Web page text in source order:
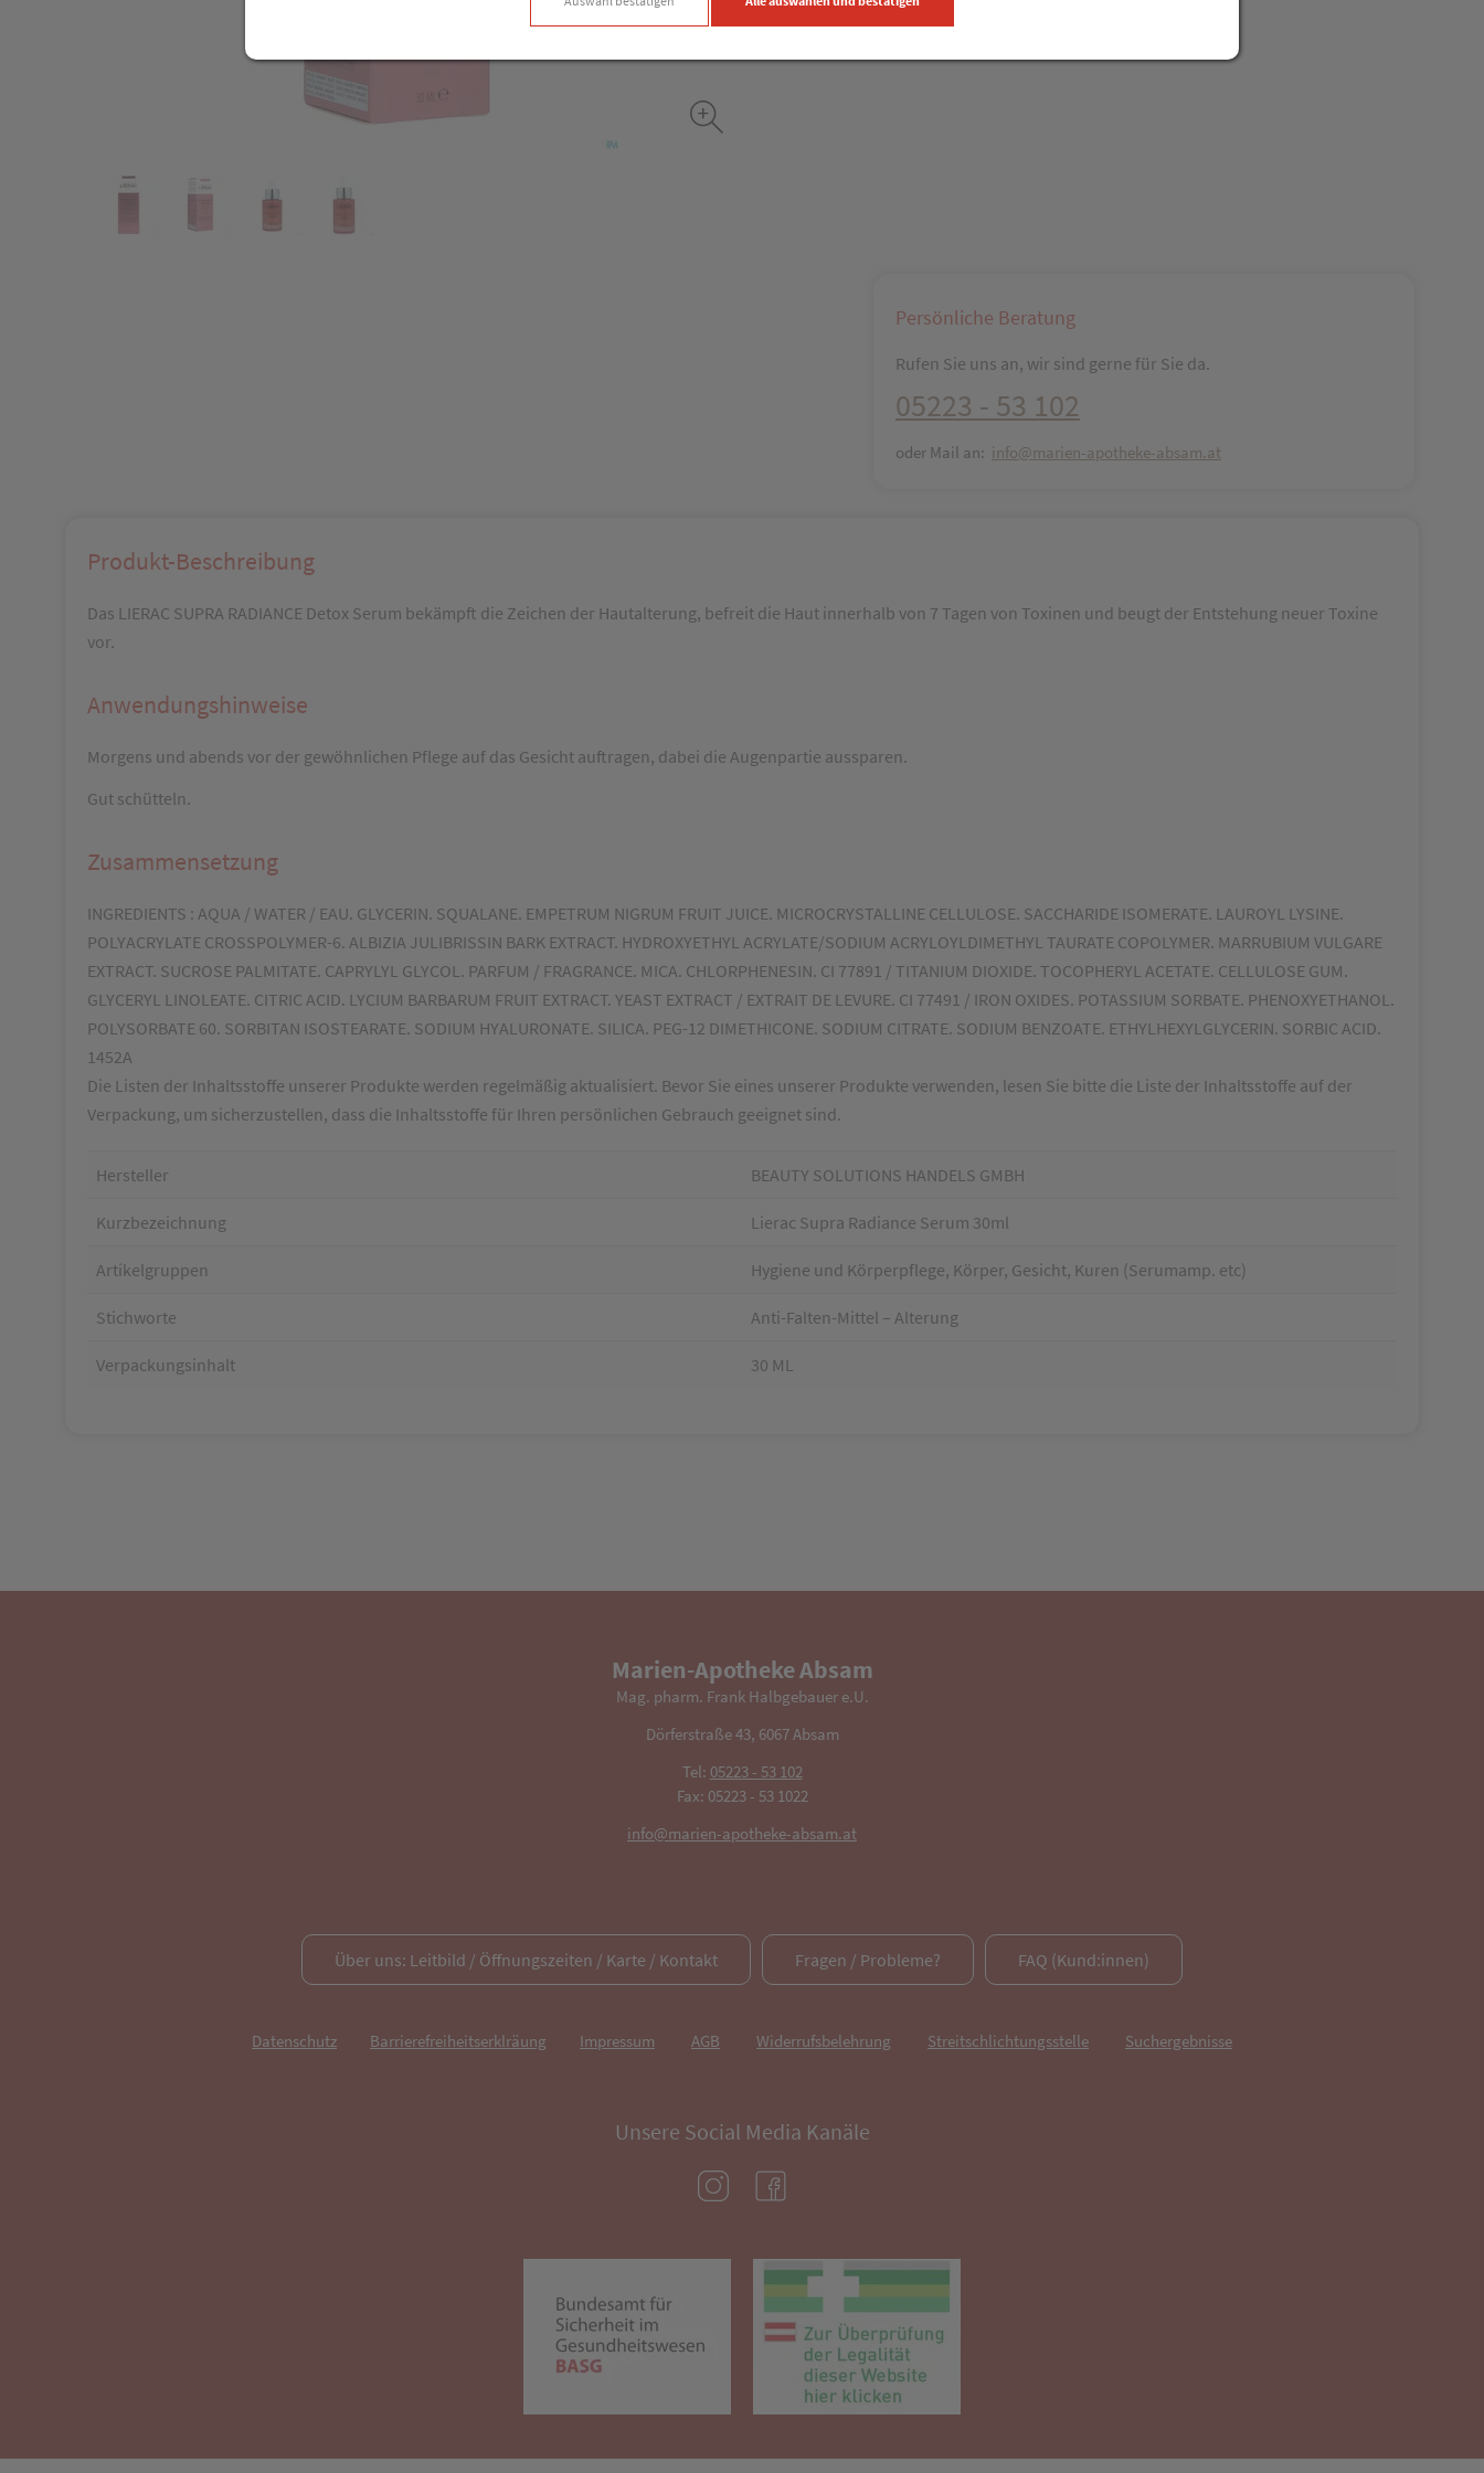
Persönliche Beratung
Rufen Sie uns an, wir sind gerne für Sie da.
05223 - 53 102
oder Mail an: info@marien-apotheke-absam.at
Produkt-Beschreibung
Das LIERAC SUPRA RADIANCE Detox Serum bekämpft die Zeichen der Hautalterung, befreit die Haut innerhalb von 7 Tagen von Toxinen und beugt der Entstehung neuer Toxine
vor.
Anwendungshinweise
Morgens und abends vor der gewöhnlichen Pflege auf das Gesicht auftragen, dabei die Augenpartie aussparen.
Gut schütteln.
Zusammensetzung
INGREDIENTS : AQUA / WATER / EAU. GLYCERIN. SQUALANE. EMPETRUM NIGRUM FRUIT JUICE. MICROCRYSTALLINE CELLULOSE. SACCHARIDE ISOMERATE. LAUROYL LYSINE.
POLYACRYLATE CROSSPOLYMER-6. ALBIZIA JULIBRISSIN BARK EXTRACT. HYDROXYETHYL ACRYLATE/SODIUM ACRYLOYLDIMETHYL TAURATE COPOLYMER. MARRUBIUM VULGARE
EXTRACT. SUCROSE PALMITATE. CAPRYLYL GLYCOL. PARFUM / FRAGRANCE. MICA. CHLORPHENESIN. CI 77891 / TITANIUM DIOXIDE. TOCOPHERYL ACETATE. CELLULOSE GUM.
GLYCERYL LINOLEATE. CITRIC ACID. LYCIUM BARBARUM FRUIT EXTRACT. YEAST EXTRACT / EXTRAIT DE LEVURE. CI 77491 / IRON OXIDES. POTASSIUM SORBATE. PHENOXYETHANOL.
POLYSORBATE 60. SORBITAN ISOSTEARATE. SODIUM HYALURONATE. SILICA. PEG-12 DIMETHICONE. SODIUM CITRATE. SODIUM BENZOATE. ETHYLHEXYLGLYCERIN. SORBIC ACID.
1452A
Die Listen der Inhaltsstoffe unserer Produkte werden regelmäßig aktualisiert. Bevor Sie eines unserer Produkte verwenden, lesen Sie bitte die Liste der Inhaltsstoffe auf der
Verpackung, um sicherzustellen, dass die Inhaltsstoffe für Ihren persönlichen Gebrauch geeignet sind.
Hersteller BEAUTY SOLUTIONS HANDELS GMBH
Kurzbezeichnung Lierac Supra Radiance Serum 30ml
Artikelgruppen Hygiene und Körperpflege, Körper, Gesicht, Kuren (Serumamp. etc)
Stichworte Anti-Falten-Mittel – Alterung
Verpackungsinhalt 30 ML
Marien-Apotheke Absam
Mag. pharm. Frank Halbgebauer e.U.
Dörferstraße 43, 6067 Absam
Tel: 05223 - 53 102
Fax: 05223 - 53 1022
info@marien-apotheke-absam.at
Über uns: Leitbild / Öffnungszeiten / Karte / Kontakt Fragen / Probleme? FAQ (Kund:innen)
Datenschutz Barrierefreiheitserklräung Impressum AGB Widerrufsbelehrung Streitschlichtungsstelle Suchergebnisse
Unsere Social Media Kanäle
(öffnet in neuem Tab)
(öffnet in neuem Tab)